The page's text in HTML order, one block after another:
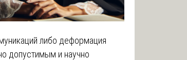
либо деформация
допустимым и научно